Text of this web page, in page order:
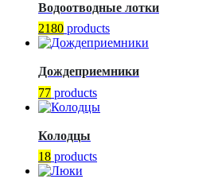
Водоотводные лотки
2180 products
Дождеприемники
77 products
Колодцы
18 products